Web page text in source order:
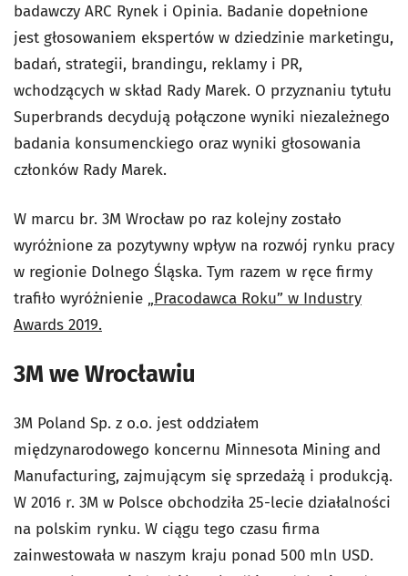
badawczy ARC Rynek i Opinia. Badanie dopełnione
jest głosowaniem ekspertów w dziedzinie marketingu,
badań, strategii, brandingu, reklamy i PR,
wchodzących w skład Rady Marek. O przyznaniu tytułu
Superbrands decydują połączone wyniki niezależnego
badania konsumenckiego oraz wyniki głosowania
członków Rady Marek.
W marcu br. 3M Wrocław po raz kolejny zostało
wyróżnione za pozytywny wpływ na rozwój rynku pracy
w regionie Dolnego Śląska. Tym razem w ręce firmy
trafiło wyróżnienie „Pracodawca Roku” w Industry
Awards 2019.
3M we Wrocławiu
3M Poland Sp. z o.o. jest oddziałem
międzynarodowego koncernu Minnesota Mining and
Manufacturing, zajmującym się sprzedażą i produkcją.
W 2016 r. 3M w Polsce obchodziła 25-lecie działalności
na polskim rynku. W ciągu tego czasu firma
zainwestowała w naszym kraju ponad 500 mln USD.